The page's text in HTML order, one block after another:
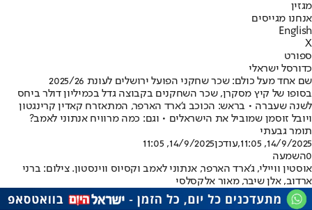
מגזין
אנחנו מגייסים
English
X
ספורט
כדורסל ישראלי
שם אחד מעל כולם: שכר שחקני הפועל ירושלים לעונת 2025/26
בסופו של קיץ מסקרן, שכר השחקנים בקבוצה גדל בכמיליון דולר ביחס
לשנה שעברה • בראש: הכוכב ג'ארד הארפר, המתאזרח קאדין קרינגטון
ויובל זוסמן שמוביל את הישראלים • וגם: כמה מרוויח אנתוני לאמב?
תומר גבעתי
14/9/2025, 11:05
,עודכן14/9/2025, 11:05
0השמעה
אוסטין וויילי, ג'ארד הארפר, אנתוני לאמב וקסיוס ווינסטון. צילום: ברני
ארדוב, אלן שיבר, מאור אלקסלסי